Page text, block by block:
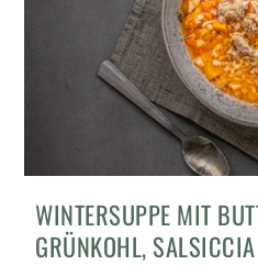
WINTERSUPPE MIT
GRÜNKOHL,